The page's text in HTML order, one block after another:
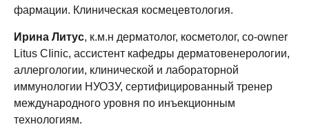
фармации. Клиническая космецевтология.
Ирина Литус, к.м.н дерматолог, косметолог, co-owner
Litus СІіпіс, ассистент кафедры дерматовенерологии,
аллергологии, клинической и лабораторной
иммунологии НУОЗУ, сертифицированный тренер
международного уровня по инъекционным
технологиям.